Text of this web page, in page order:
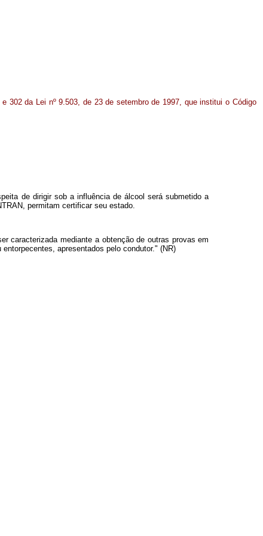
302 da Lei nº 9.503, de 23 de setembro de 1997, que institui o Código
de dirigir sob a influência de álcool será submetido a
permitam certificar seu estado.
caracterizada mediante a obtenção de outras provas em
apresentados pelo condutor." (NR)